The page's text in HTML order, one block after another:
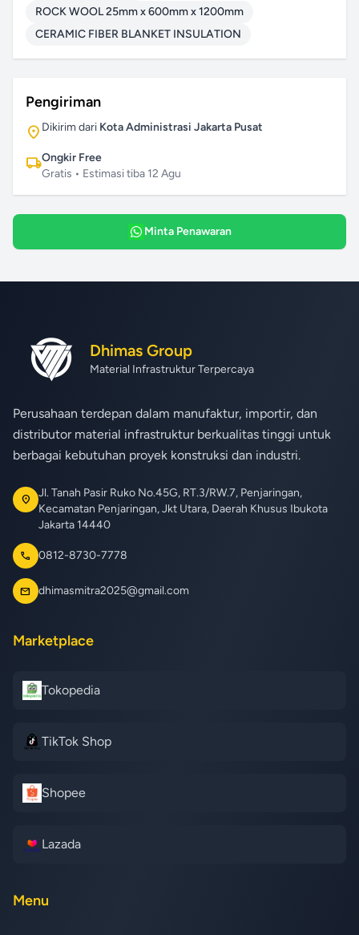
ROCK WOOL 25mm x 600mm x 1200mm
CERAMIC FIBER BLANKET INSULATION
Pengiriman
location_on Dikirim dari Kota Administrasi Jakarta Pusat
local_shippingOngkir Free
Gratis • Estimasi tiba 12 Agu
Minta Penawaran
Dhimas Group
Material Infrastruktur Terpercaya
Perusahaan terdepan dalam manufaktur, importir, dan
distributor material infrastruktur berkualitas tinggi untuk
berbagai kebutuhan proyek konstruksi dan industri.
location_on
Jl. Tanah Pasir Ruko No.45G, RT.3/RW.7, Penjaringan,
Kecamatan Penjaringan, Jkt Utara, Daerah Khusus Ibukota
Jakarta 14440
call 0812-8730-7778
mail dhimasmitra2025@gmail.com
Marketplace
Tokopedia
TikTok Shop
Shopee
Lazada
Menu